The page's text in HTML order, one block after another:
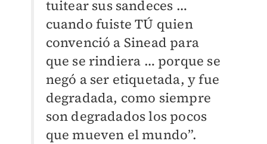
tuitear sus sandeces …
cuando fuiste TÚ quien
convenció a Sinead para
que se rindiera … porque se
negó a ser etiquetada, y fue
degradada, como siempre
son degradados los pocos
que mueven el mundo”.